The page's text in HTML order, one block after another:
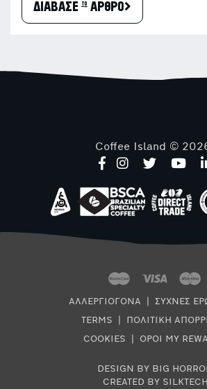
ΔΙΑΒΑΣΕ το ΑΡΘΡΟ
Coffee Island ©
ΑΛΛΕΡΓΙΟΓΟΝΑ ΣΥΧΝΕΣ
TERMS ΠΟΛΙΤΙΚΗ
COOKIES ΟΡΟΙ MY
DESIGN BY BIG
CREATED BY SILKTECH